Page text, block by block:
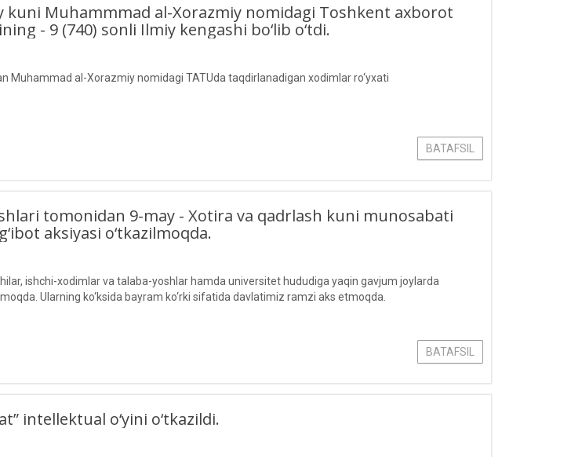
kuni Muhammmad al-Xorazmiy nomidagi Toshkent axborot
- 9 (740) sonli Ilmiy kengashi bo‘lib o‘tdi.
Muhammad al-Xorazmiy nomidagi TATUda taqdirlanadigan хodimlar ro‘yxati
BATAFSIL
tomonidan 9-may - Xotira va qadrlash kuni munosabati
aksiyasi o‘tkazilmoqda.
ishchi-xodimlar va talaba-yoshlar hamda universitet hududiga yaqin gavjum joylarda
Ularning ko‘ksida bayram ko‘rki sifatida davlatimiz ramzi aks etmoqda.
BATAFSIL
intellektual o‘yini o‘tkazildi.